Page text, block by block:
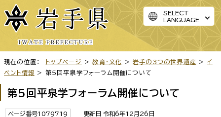
SELECT
LANGUAGE
現在の位置： トップページ >教育・文化 >岩手の3つの世界遺産 > イ
ベント情報 > 第5回平泉学フォーラム開催について
第5回平泉学フォーラム開催について
ページ番号1079719 更新日 令和6年12月26日